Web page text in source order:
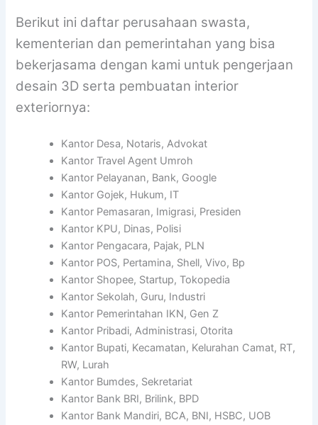
Berikut ini daftar perusahaan swasta,
kementerian dan pemerintahan yang bisa
bekerjasama dengan kami untuk pengerjaan
desain 3D serta pembuatan interior
exteriornya:
Kantor Desa, Notaris, Advokat
Kantor Travel Agent Umroh
Kantor Pelayanan, Bank, Google
Kantor Gojek, Hukum, IT
Kantor Pemasaran, Imigrasi, Presiden
Kantor KPU, Dinas, Polisi
Kantor Pengacara, Pajak, PLN
Kantor POS, Pertamina, Shell, Vivo, Bp
Kantor Shopee, Startup, Tokopedia
Kantor Sekolah, Guru, Industri
Kantor Pemerintahan IKN, Gen Z
Kantor Pribadi, Administrasi, Otorita
Kantor Bupati, Kecamatan, Kelurahan Camat, RT,
RW, Lurah
Kantor Bumdes, Sekretariat
Kantor Bank BRI, Brilink, BPD
Kantor Bank Mandiri, BCA, BNI, HSBC, UOB